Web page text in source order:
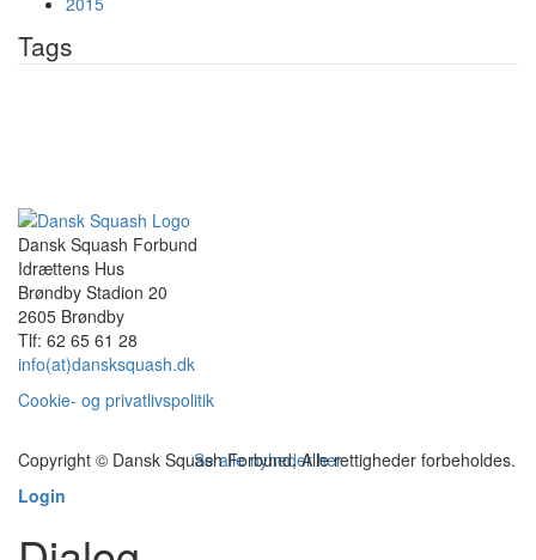
Tags
Dansk Squash Forbund
Idrættens Hus
Brøndby Stadion 20
2605 Brøndby
Tlf: 62 65 61 28
info(at)dansksquash.dk
Cookie- og privatlivspolitik
Se alle nyheder her
Copyright © Dansk Squash Forbund, Alle rettigheder forbeholdes.
Login